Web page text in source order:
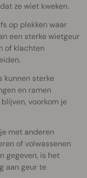
ze wiet kweken.
op plekken waar
een sterke wietgeur
of klachten
kunnen sterke
en ramen
voorkom je
met anderen
of volwassenen
gegeven, is het
aan geur te